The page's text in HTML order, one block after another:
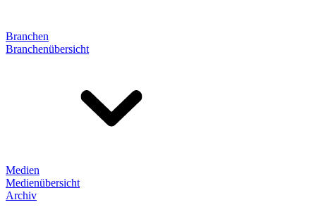
Branchen
Branchenübersicht
Medien
Medienübersicht
Archiv